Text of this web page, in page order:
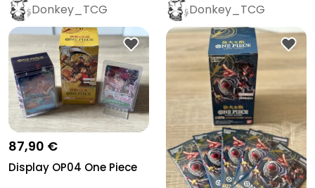
Donkey_TCG
87,90 €
Display OP04 One Piece
Donkey_TCG